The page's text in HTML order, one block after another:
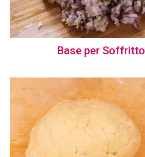
Base per Soffritto